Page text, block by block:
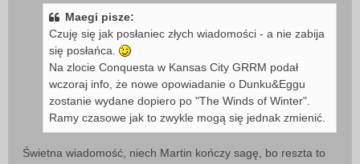
Maegi pisze:
Czuję się jak posłaniec złych wiadomości - a nie zabija
się posłańca.
Na zlocie Conquesta w Kansas City GRRM podał
wczoraj info, że nowe opowiadanie o Dunku&Eggu
zostanie wydane dopiero po "The Winds of Winter".
Ramy czasowe jak to zwykle mogą się jednak zmienić.
Świetna wiadomość, niech Martin kończy sagę, bo reszta to